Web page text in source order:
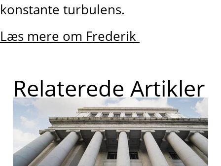
konstante turbulens.
Læs mere om Frederik
Relaterede Artikler